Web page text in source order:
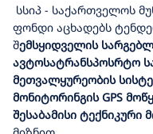
ᲡᲐᲒᲖᲐᲝ
ᲛᲝᲬᲧᲝᲑᲘᲚᲝᲑᲘᲡ
ᲢᲔᲥᲜᲘᲙᲣᲠᲘ
სსიპ - საქართველოს
ფონდი აცხადებს
შემსყიდველის
ავტოსატრანსპოსრტო
მეთვალყურეობის
მონიტორინგის GPS
შესაბამისი ტექნიკური